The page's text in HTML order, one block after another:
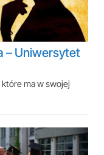
– Uniwersytet
ma w swojej